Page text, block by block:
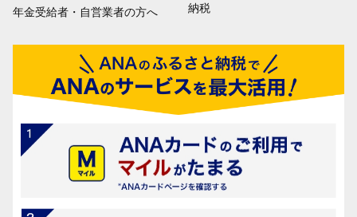
年金受給者・自営業者の方へ
納税